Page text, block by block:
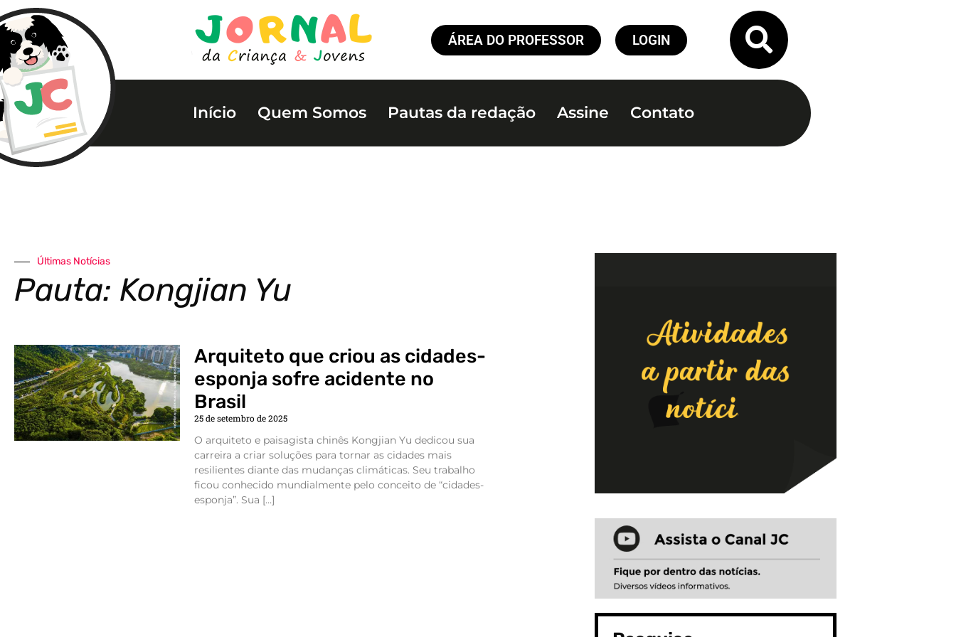
ÁREA DO PROFESSOR LOGIN
Início Quem Somos Pautas da redação Assine Contato
Últimas Notícias
Pauta: Kongjian Yu
Arquiteto que criou as cidades-
esponja sofre acidente no
Brasil
25 de setembro de 2025
O arquiteto e paisagista chinês Kongjian Yu dedicou sua
carreira a criar soluções para tornar as cidades mais
resilientes diante das mudanças climáticas. Seu trabalho
ficou conhecido mundialmente pelo conceito de “cidades-
esponja”. Sua […]